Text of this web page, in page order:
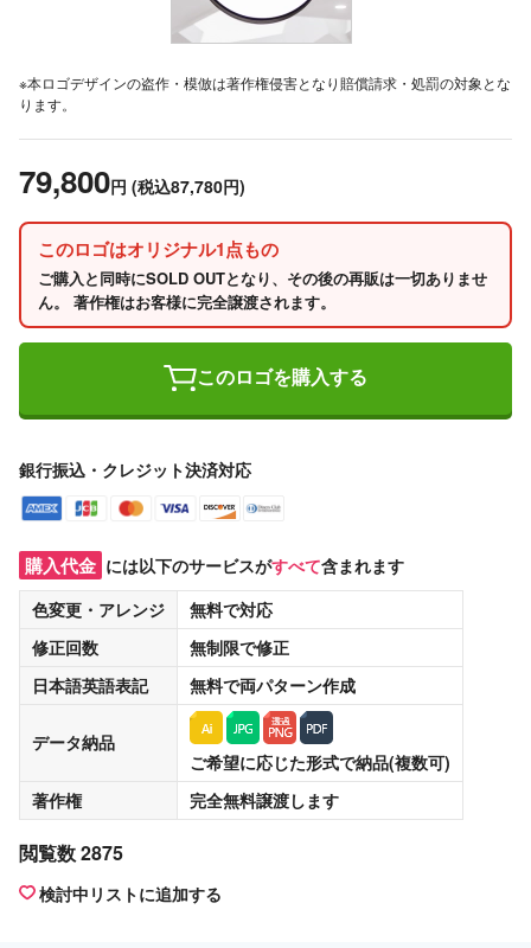
※本ロゴデザインの盗作・模倣は著作権侵害となり賠償請求・処罰の対象とな
ります。
79,800円 (税込87,780円)
このロゴはオリジナル1点もの
ご購入と同時にSOLD OUTとなり、その後の再販は一切ありませ
ん。 著作権はお客様に完全譲渡されます。
このロゴを購入する
銀行振込・クレジット決済対応
購入代金 には以下のサービスがすべて含まれます
色変更・アレンジ
無料で対応
修正回数
無制限で修正
日本語英語表記
無料で両パターン作成
データ納品
ご希望に応じた形式で納品(複数可)
著作権
完全無料譲渡します
閲覧数 2875
検討中リストに追加する